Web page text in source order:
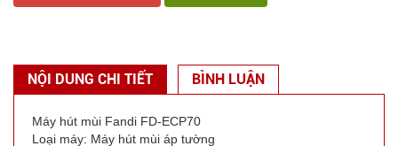
NỘI DUNG CHI TIẾT BÌNH LUẬN
Máy hút mùi Fandi FD-ECP70
Loại máy: Máy hút mùi áp tường